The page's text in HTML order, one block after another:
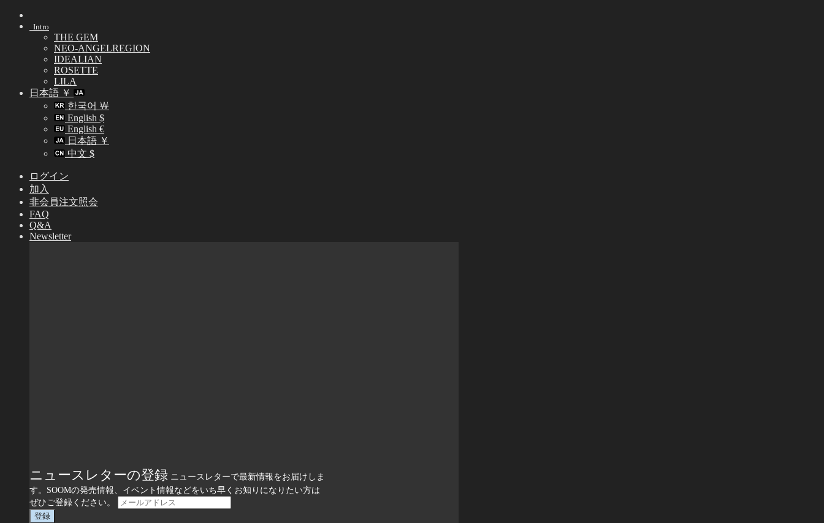
Skip
Intro
THE GEM
NEO-ANGELREGION
IDEALIAN
ROSETTE
LILA
日本語 ￥
한국어 ￦
English $
English €
日本語 ￥
中文 $
ログイン
加入
非会員注文照会
FAQ
Q&A
Newsletter
ニュースレターの登録 ニュースレターで最新情報をお届けしま
す。SOOMの発売情報、イベント情報などをいち早くお知りになりたい方は
ぜひご登録ください。